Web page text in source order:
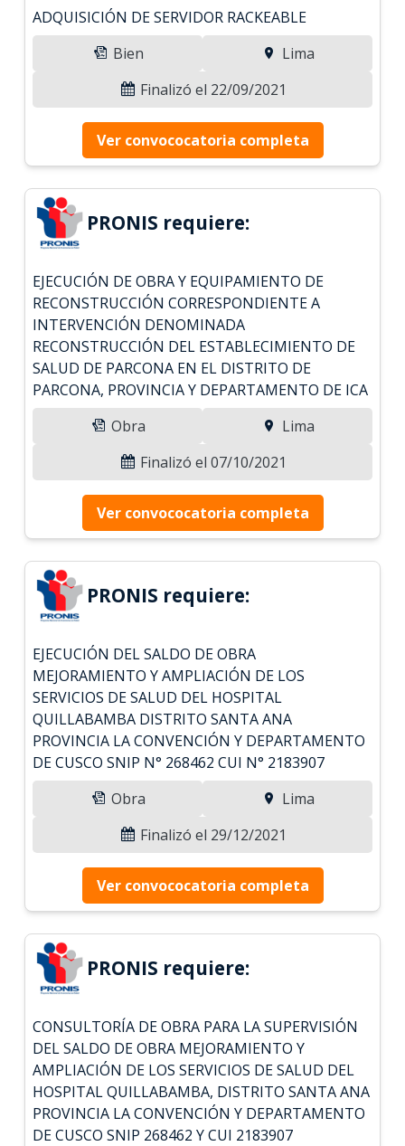
ADQUISICIÓN DE SERVIDOR RACKEABLE
Bien
Lima
Finalizó el 22/09/2021
Ver convococatoria completa
PRONIS requiere:
EJECUCIÓN DE OBRA Y EQUIPAMIENTO DE
RECONSTRUCCIÓN CORRESPONDIENTE A
INTERVENCIÓN DENOMINADA
RECONSTRUCCIÓN DEL ESTABLECIMIENTO DE
SALUD DE PARCONA EN EL DISTRITO DE
PARCONA, PROVINCIA Y DEPARTAMENTO DE ICA
Obra
Lima
Finalizó el 07/10/2021
Ver convococatoria completa
PRONIS requiere:
EJECUCIÓN DEL SALDO DE OBRA
MEJORAMIENTO Y AMPLIACIÓN DE LOS
SERVICIOS DE SALUD DEL HOSPITAL
QUILLABAMBA DISTRITO SANTA ANA
PROVINCIA LA CONVENCIÓN Y DEPARTAMENTO
DE CUSCO SNIP N° 268462 CUI N° 2183907
Obra
Lima
Finalizó el 29/12/2021
Ver convococatoria completa
PRONIS requiere:
CONSULTORÍA DE OBRA PARA LA SUPERVISIÓN
DEL SALDO DE OBRA MEJORAMIENTO Y
AMPLIACIÓN DE LOS SERVICIOS DE SALUD DEL
HOSPITAL QUILLABAMBA, DISTRITO SANTA ANA
PROVINCIA LA CONVENCIÓN Y DEPARTAMENTO
DE CUSCO SNIP 268462 Y CUI 2183907